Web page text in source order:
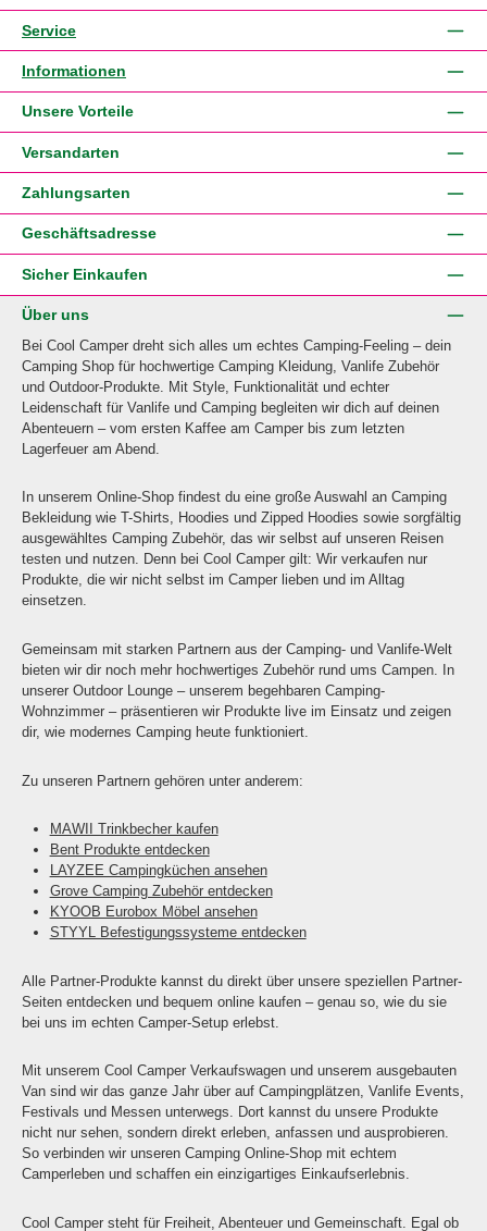
Service
Informationen
Unsere Vorteile
Versandarten
Zahlungsarten
Geschäftsadresse
Sicher Einkaufen
Über uns
Bei Cool Camper dreht sich alles um echtes Camping-Feeling – dein
Camping Shop für hochwertige Camping Kleidung, Vanlife Zubehör
und Outdoor-Produkte. Mit Style, Funktionalität und echter
Leidenschaft für Vanlife und Camping begleiten wir dich auf deinen
Abenteuern – vom ersten Kaffee am Camper bis zum letzten
Lagerfeuer am Abend.
In unserem Online-Shop findest du eine große Auswahl an Camping
Bekleidung wie T-Shirts, Hoodies und Zipped Hoodies sowie sorgfältig
ausgewähltes Camping Zubehör, das wir selbst auf unseren Reisen
testen und nutzen. Denn bei Cool Camper gilt: Wir verkaufen nur
Produkte, die wir nicht selbst im Camper lieben und im Alltag
einsetzen.
Gemeinsam mit starken Partnern aus der Camping- und Vanlife-Welt
bieten wir dir noch mehr hochwertiges Zubehör rund ums Campen. In
unserer Outdoor Lounge – unserem begehbaren Camping-
Wohnzimmer – präsentieren wir Produkte live im Einsatz und zeigen
dir, wie modernes Camping heute funktioniert.
Zu unseren Partnern gehören unter anderem:
MAWII Trinkbecher kaufen
Bent Produkte entdecken
LAYZEE Campingküchen ansehen
Grove Camping Zubehör entdecken
KYOOB Eurobox Möbel ansehen
STYYL Befestigungssysteme entdecken
Alle Partner-Produkte kannst du direkt über unsere speziellen Partner-
Seiten entdecken und bequem online kaufen – genau so, wie du sie
bei uns im echten Camper-Setup erlebst.
Mit unserem Cool Camper Verkaufswagen und unserem ausgebauten
Van sind wir das ganze Jahr über auf Campingplätzen, Vanlife Events,
Festivals und Messen unterwegs. Dort kannst du unsere Produkte
nicht nur sehen, sondern direkt erleben, anfassen und ausprobieren.
So verbinden wir unseren Camping Online-Shop mit echtem
Camperleben und schaffen ein einzigartiges Einkaufserlebnis.
Cool Camper steht für Freiheit, Abenteuer und Gemeinschaft. Egal ob